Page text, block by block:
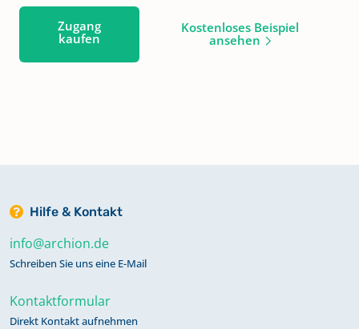
Zugang
kaufen
Kostenloses Beispiel
ansehen
Hilfe & Kontakt
info@archion.de
Schreiben Sie uns eine E-Mail
Kontaktformular
Direkt Kontakt aufnehmen